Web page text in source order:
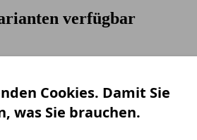
verfügbar
Cookies. Damit Sie
was Sie brauchen.